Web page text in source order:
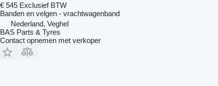
€ 545 Exclusief BTW
Banden en velgen - vrachtwagenband
Nederland, Veghel
BAS Parts & Tyres
Contact opnemen met verkoper